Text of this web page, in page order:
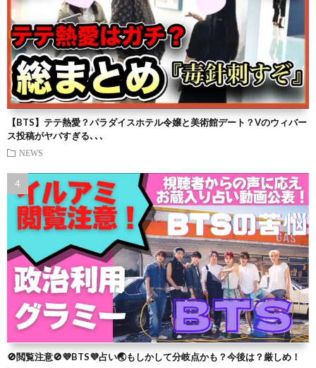
【BTS】テテ熱愛？パラダイスホテル令嬢と美術館デート？Vのウィバー
ス投稿がヤバすぎる､､､
NEWS
🚫閲覧注意🚫💜BTS💜占い🌏もしかして分岐点かも？今後は？厳しめ！